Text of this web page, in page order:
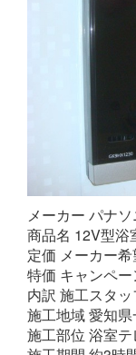
メーカー パナソ
商品名 12V型
定価 メーカー
特価 キャンペ
内訳 施工スタ
施工地域 愛知
施工部位 浴室